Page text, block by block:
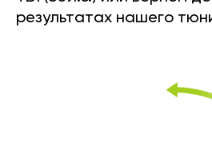
результатах нашего